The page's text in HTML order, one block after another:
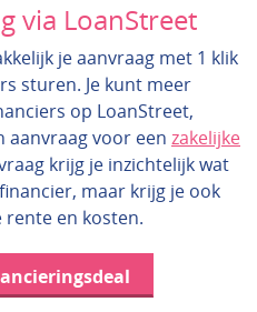
via LoanStreet
je aanvraag met 1 klik
sturen. Je kunt meer
op LoanStreet,
aanvraag voor een zakelijke
krijg je inzichtelijk wat
maar krijg je ook
rente en kosten.